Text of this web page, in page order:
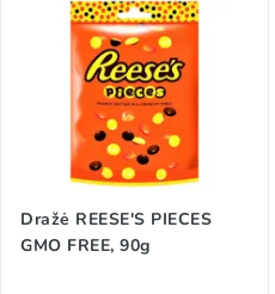
Dražė REESE'S PIECES
GMO FREE, 90g